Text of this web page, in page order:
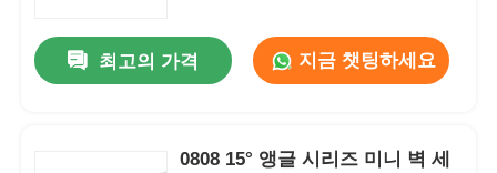
최고의 가격 지금 챗팅하세요
0808 15° 앵글 시리즈 미니 벽 세